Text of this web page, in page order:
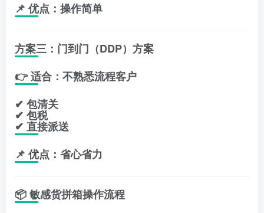
📌 优点：操作简单
方案三：门到门（DDP）方案
👉 适合：不熟悉流程客户
✔ 包清关
✔ 包税
✔ 直接派送
📌 优点：省心省力
📦 敏感货拼箱操作流程